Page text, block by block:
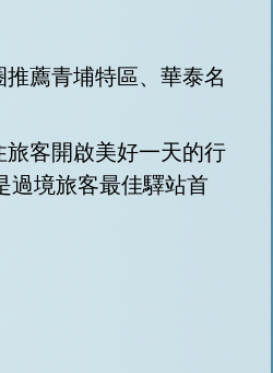
薦青埔特區、華泰名
客開啟美好一天的行
過境旅客最佳驛站首